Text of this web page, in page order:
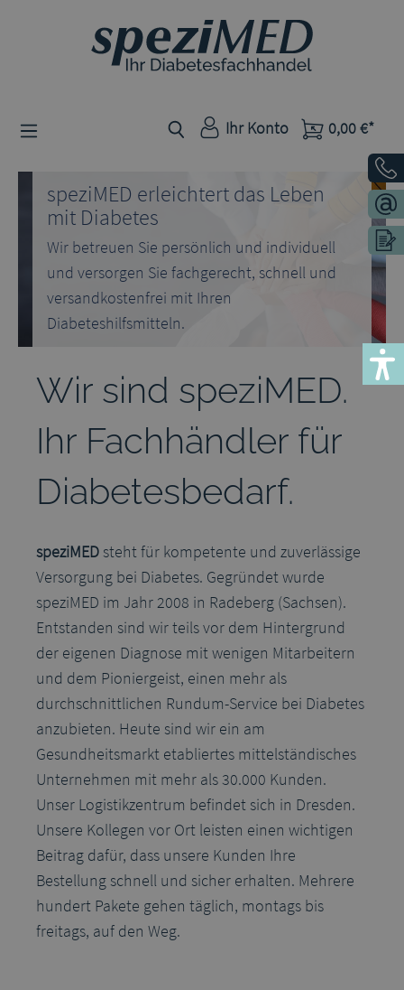
Zum Hauptinhalt springen
Ihr Konto 0,00 €*
speziMED erleichtert das Leben
mit Diabetes
Wir betreuen Sie persönlich und individuell
und versorgen Sie fachgerecht, schnell und
versandkostenfrei mit Ihren
Diabeteshilfsmitteln.
Wir sind speziMED.
Ihr Fachhändler für
Diabetesbedarf.
speziMED steht für kompetente und zuverlässige
Versorgung bei Diabetes. Gegründet wurde
speziMED im Jahr 2008 in Radeberg (Sachsen).
Entstanden sind wir teils vor dem Hintergrund
der eigenen Diagnose mit wenigen Mitarbeitern
und dem Pioniergeist, einen mehr als
durchschnittlichen Rundum-Service bei Diabetes
anzubieten. Heute sind wir ein am
Gesundheitsmarkt etabliertes mittelständisches
Unternehmen mit mehr als 30.000 Kunden.
Unser Logistikzentrum befindet sich in Dresden.
Unsere Kollegen vor Ort leisten einen wichtigen
Beitrag dafür, dass unsere Kunden Ihre
Bestellung schnell und sicher erhalten. Mehrere
hundert Pakete gehen täglich, montags bis
freitags, auf den Weg.